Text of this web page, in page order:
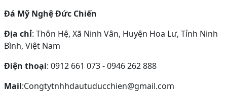
Đá Mỹ Nghệ Đức Chiến
Địa chỉ: Thôn Hệ, Xã Ninh Vân, Huyện Hoa Lư, Tỉnh Ninh
Bình, Việt Nam
Điện thoại: 0912 661 073 - 0946 262 888
Mail:Congtytnhhdautuducchien@gmail.com